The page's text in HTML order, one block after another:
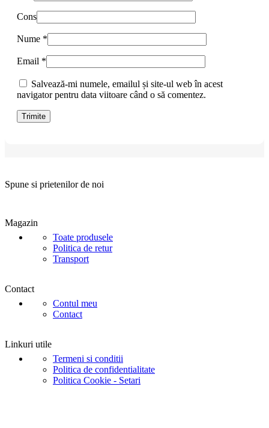
Cons
Nume *
Email *
Salvează-mi numele, emailul și site-ul web în acest
navigator pentru data viitoare când o să comentez.
Spune si prietenilor de noi
Magazin
Toate produsele
Politica de retur
Transport
Contact
Contul meu
Contact
Linkuri utile
Termeni si conditii
Politica de confidentialitate
Politica Cookie - Setari